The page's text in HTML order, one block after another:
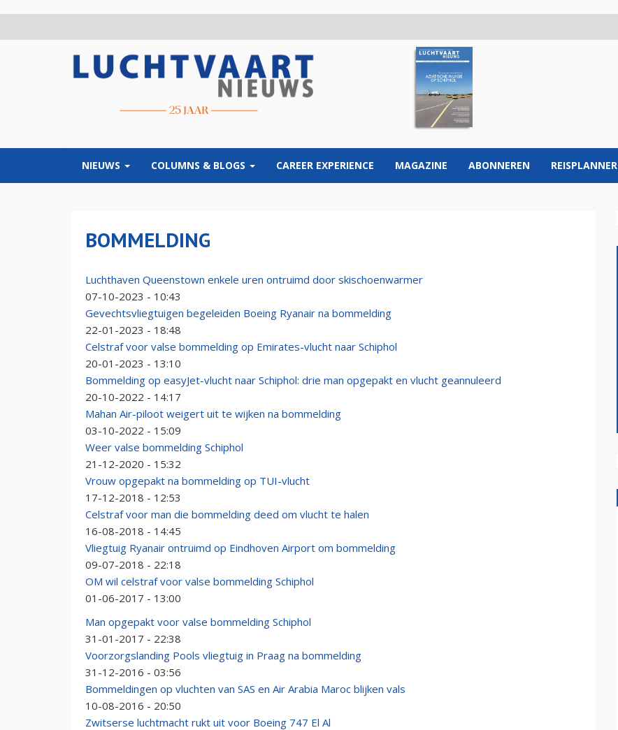
NIEUWS COLUMNS & BLOGS CAREER EXPERIENCE MAGAZINE ABONNEREN REISPLANNER
BOMMELDING
Luchthaven Queenstown enkele uren ontruimd door skischoenwarmer
07-10-2023 - 10:43
Gevechtsvliegtuigen begeleiden Boeing Ryanair na bommelding
22-01-2023 - 18:48
Celstraf voor valse bommelding op Emirates-vlucht naar Schiphol
20-01-2023 - 13:10
Bommelding op easyJet-vlucht naar Schiphol: drie man opgepakt en vlucht geannuleerd
20-10-2022 - 14:17
Mahan Air-piloot weigert uit te wijken na bommelding
03-10-2022 - 15:09
Weer valse bommelding Schiphol
21-12-2020 - 15:32
Vrouw opgepakt na bommelding op TUI-vlucht
17-12-2018 - 12:53
Celstraf voor man die bommelding deed om vlucht te halen
16-08-2018 - 14:45
Vliegtuig Ryanair ontruimd op Eindhoven Airport om bommelding
09-07-2018 - 22:18
OM wil celstraf voor valse bommelding Schiphol
01-06-2017 - 13:00
Man opgepakt voor valse bommelding Schiphol
31-01-2017 - 22:38
Voorzorgslanding Pools vliegtuig in Praag na bommelding
31-12-2016 - 03:56
Bommeldingen op vluchten van SAS en Air Arabia Maroc blijken vals
10-08-2016 - 20:50
Zwitserse luchtmacht rukt uit voor Boeing 747 El Al